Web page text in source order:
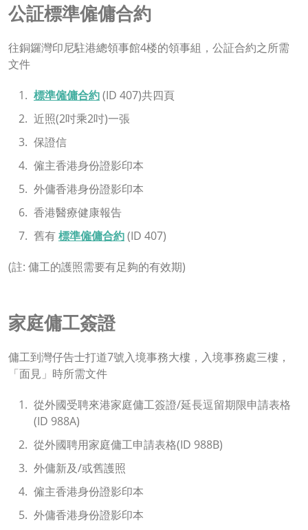
公証標準僱傭合約
往銅鑼灣印尼駐港總領事館4楼的領事組，公証合約之所需
文件
標準僱傭合約(ID 407)共四頁
近照(2吋乘2吋)一張
保證信
僱主香港身份證影印本
外傭香港身份證影印本
香港醫療健康報告
舊有標準僱傭合約(ID 407)
(註: 傭工的護照需要有足夠的有效期)
家庭傭工簽證
傭工到灣仔告士打道7號入境事務大樓，入境事務處三樓，
「面見」時所需文件
從外國受聘來港家庭傭工簽證/延長逗留期限申請表格
(ID 988A)
從外國聘用家庭傭工申請表格(ID 988B)
外傭新及/或舊護照
僱主香港身份證影印本
外傭香港身份證影印本